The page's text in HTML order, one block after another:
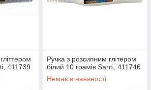
411739
Ручка з розсипним глітером
білий 10 грамів Santi, 411746
Немає в наявності